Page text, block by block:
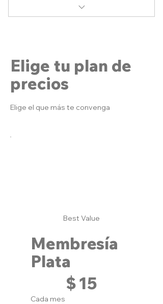
Acceso a webinars mensuales
exclusivos.
Descarga de todos los
materiales complementarios
Masterclasses trimestrales con
digitales para destacar tu perfil
Descuento del 30% en productos
premium, ebooks y eventos
Best Value
Membresía
Plata
$15
Cada mes
Elige tu plan de
precios
Elige el que más te convenga